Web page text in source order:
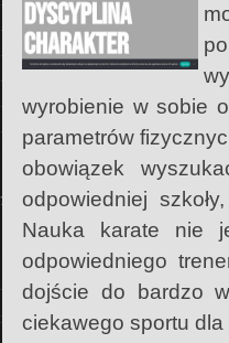
wyrobienie w sobie
parametrów
obowiązek
odpowiedniej
Nauka karate nie
odpowiedniego
dojście do bardzo
ciekawego sportu